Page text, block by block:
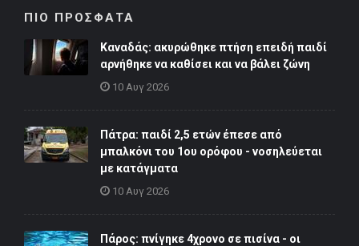
ΠΙΟ ΠΡΟΣΦΑΤΑ
Καναδάς: ακυρώθηκε πτήση επειδή παιδί
αρνήθηκε να καθίσει και να βάλει ζώνη
10 Αυγ 2026
Πάτρα: παιδί 2,5 ετών έπεσε από
μπαλκόνι του 1ου ορόφου - νοσηλεύεται
με κατάγματα
10 Αυγ 2026
Πάρος: πνίγηκε 4χρονο σε πισίνα - οι